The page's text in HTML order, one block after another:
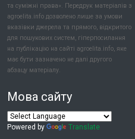
та суміжні права». Передрук матеріалів з
agroelita.info дозволено лише за умови
вказівки джерела та прямого, відкритого
для пошукових систем, гіперпосилання
на публікацію на сайті agroelita.info, яке
має бути зазначено не далі другого
абзацу матеріалу.
Мова сайту
Powered by Translate